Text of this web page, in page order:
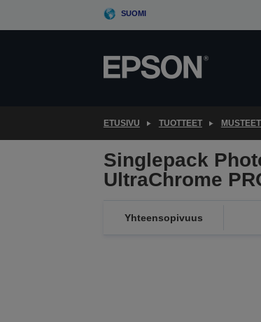
SUOMI
ETUSIVU TUOTTEET
Singlepack
UltraChrome
Yhteensopivuus